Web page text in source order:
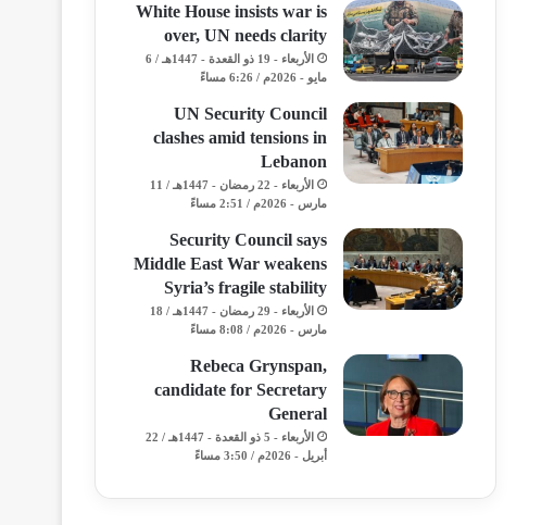
White House insists war is
over, UN needs clarity
الأربعاء - 19 ذو القعدة - 1447هـ / 6
مايو - 2026م / 6:26 مساءً
UN Security Council
clashes amid tensions in
Lebanon
الأربعاء - 22 رمضان - 1447هـ / 11
مارس - 2026م / 2:51 مساءً
Security Council says
Middle East War weakens
Syria’s fragile stability
الأربعاء - 29 رمضان - 1447هـ / 18
مارس - 2026م / 8:08 مساءً
Rebeca Grynspan,
candidate for Secretary
General
الأربعاء - 5 ذو القعدة - 1447هـ / 22
أبريل - 2026م / 3:50 مساءً